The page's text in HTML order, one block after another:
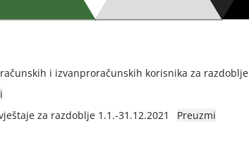
i izvanproračunskih korisnika za razdoblje
za razdoblje 1.1.-31.12.2021
Preuzmi